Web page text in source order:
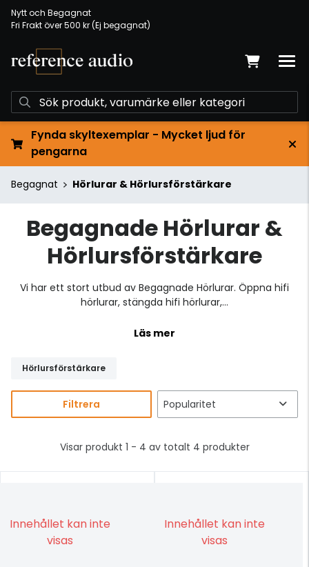
Nytt och Begagnat
Fri Frakt över 500 kr (Ej begagnat)
Fynda skyltexemplar - Mycket ljud för
pengarna
Begagnat Hörlurar & Hörlursförstärkare
Begagnade Hörlurar &
Hörlursförstärkare
Vi har ett stort utbud av Begagnade Hörlurar. Öppna hifi
hörlurar, stängda hifi hörlurar,...
Läs mer
Hörlursförstärkare
Filtrera
Visar produkt 1 - 4 av totalt 4 produkter
Innehållet kan inte
visas
Innehållet kan inte
visas